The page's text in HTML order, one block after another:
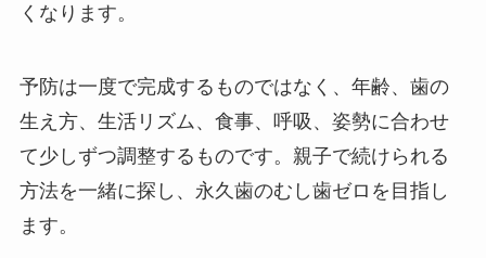
くなります。
予防は一度で完成するものではなく、年齢、歯の
生え方、生活リズム、食事、呼吸、姿勢に合わせ
て少しずつ調整するものです。親子で続けられる
方法を一緒に探し、永久歯のむし歯ゼロを目指し
ます。